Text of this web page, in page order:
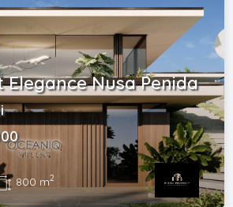
Nusa Penida
800 m2